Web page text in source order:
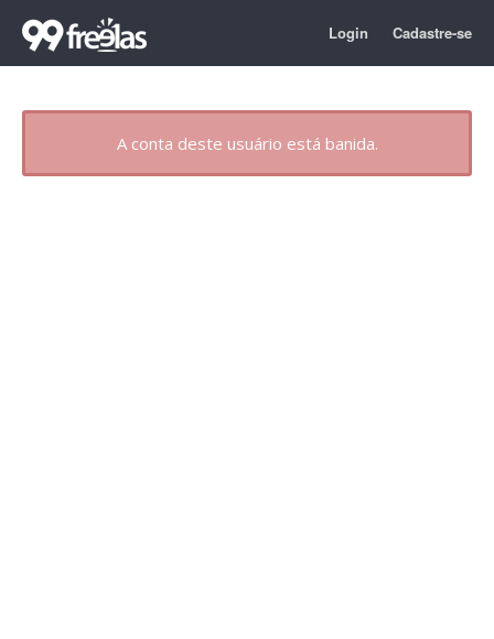
Login Cadastre-se
A conta deste usuário está banida.